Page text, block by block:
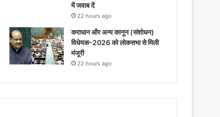
में जवाब दें
22 hours ago
कराधान और अन्य कानून (संशोधन)
विधेयक-2026 को लोकसभा से मिली
मंजूरी
22 hours ago